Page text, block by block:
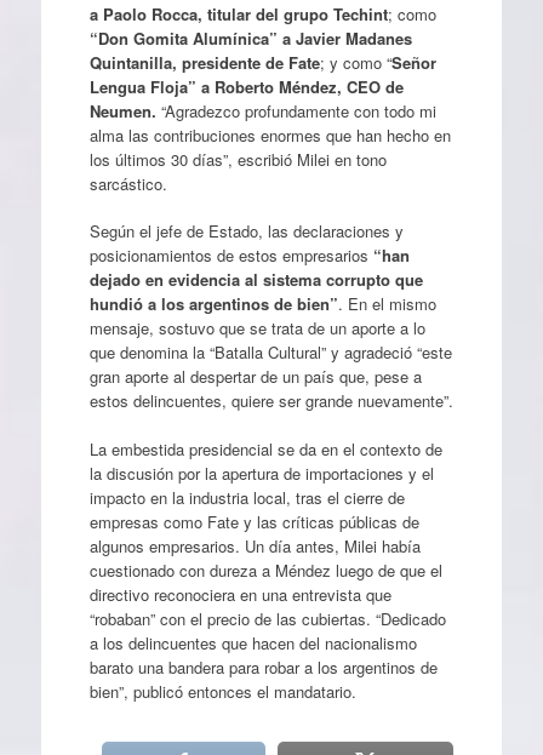
a Paolo Rocca, titular del grupo Techint; como
“Don Gomita Alumínica” a Javier Madanes
Quintanilla, presidente de Fate; y como “Señor
Lengua Floja” a Roberto Méndez, CEO de
Neumen. “Agradezco profundamente con todo mi
alma las contribuciones enormes que han hecho en
los últimos 30 días”, escribió Milei en tono
sarcástico.
Según el jefe de Estado, las declaraciones y
posicionamientos de estos empresarios “han
dejado en evidencia al sistema corrupto que
hundió a los argentinos de bien”. En el mismo
mensaje, sostuvo que se trata de un aporte a lo
que denomina la “Batalla Cultural” y agradeció “este
gran aporte al despertar de un país que, pese a
estos delincuentes, quiere ser grande nuevamente”.
La embestida presidencial se da en el contexto de
la discusión por la apertura de importaciones y el
impacto en la industria local, tras el cierre de
empresas como Fate y las críticas públicas de
algunos empresarios. Un día antes, Milei había
cuestionado con dureza a Méndez luego de que el
directivo reconociera en una entrevista que
“robaban” con el precio de las cubiertas. “Dedicado
a los delincuentes que hacen del nacionalismo
barato una bandera para robar a los argentinos de
bien”, publicó entonces el mandatario.